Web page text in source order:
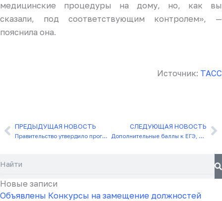
медицинские процедуры на дому, но, как вы
сказали, под соответствующим контролем», —
пояснила она.
Источник: ТАСС
Назад
ПРЕДЫДУЩАЯ НОВОСТЬ
Правительство утвердило программу бесплатной медпомощи до 2027 года
СЛЕДУЮЩАЯ НОВОСТЬ
Дополнительные баллы к ЕГЭ, выходные, скидки на посещение учреждений культуры и многое другое теперь смогут получить доноры
Новые записи
Объявлены Конкурсы на замещение должностей